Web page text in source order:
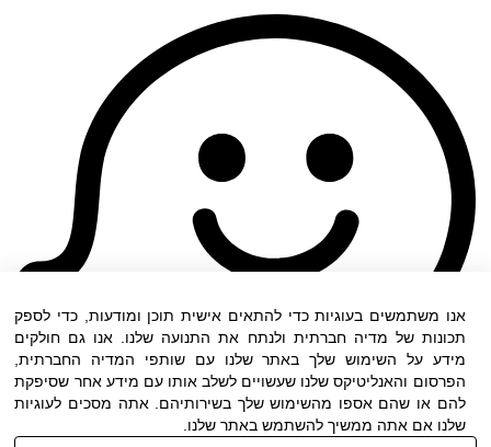
אנו משתמשים בעוגיות כדי להתאים אישית תוכן ומודעות, כדי לספק
תכונות של מדיה חברתית ולנתח את התנועה שלנו. אנו גם חולקים
מידע על השימוש שלך באתר שלנו עם שותפי המדיה החברתית,
הפרסום והאנליטיקס שלנו שעשויים לשלב אותו עם מידע אחר שסיפקת
להם או שהם אספו מהשימוש שלך בשירותיהם. אתה מסכים לעוגיות
שלנו אם אתה ממשיך להשתמש באתר שלנו.